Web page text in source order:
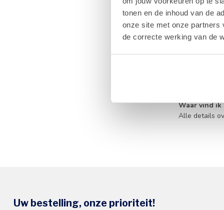
tonen en de inhoud van de
onze site met onze partners
de correcte werking van de
Ja, wij
Kan ik
Absoluut,
Bij
Waar vind ik
Alle details
Uw bestelling, onze prioriteit!